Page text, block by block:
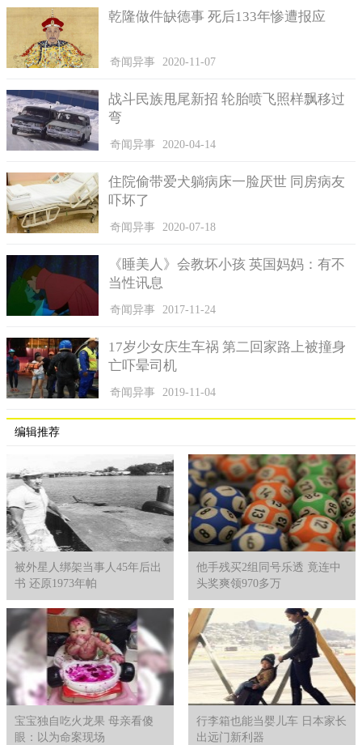
乾隆做件缺德事 死后133年惨遭报应
奇闻异事 2020-11-07
战斗民族甩尾新招 轮胎喷飞照样飘移过
弯
奇闻异事 2020-04-14
住院偷带爱犬躺病床一脸厌世 同房病友
吓坏了
奇闻异事 2020-07-18
《睡美人》会教坏小孩 英国妈妈：有不
当性讯息
奇闻异事 2017-11-24
17岁少女庆生车祸 第二回家路上被撞身
亡吓晕司机
奇闻异事 2019-11-04
编辑推荐
被外星人绑架当事人45年后出
书 还原1973年帕
他手残买2组同号乐透 竟连中
头奖爽领970多万
宝宝独自吃火龙果 母亲看傻
眼：以为命案现场
行李箱也能当婴儿车 日本家长
出远门新利器